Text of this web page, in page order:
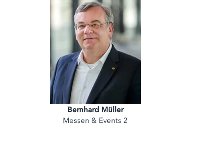
Bernhard Müller
Messen & Events 2